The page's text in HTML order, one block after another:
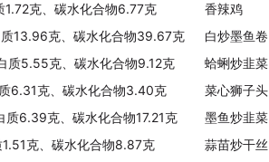
克、碳水化合物6.77克 香辣鸡
13.96克、碳水化合物39.67克 白炒墨鱼卷
质5.55克、碳水化合物9.12克 蛤蜊炒韭菜
6.31克、碳水化合物3.40克 菜心狮子头
6.39克、碳水化合物17.21克 墨鱼炒韭菜
克、碳水化合物8.87克 蒜苗炒干丝